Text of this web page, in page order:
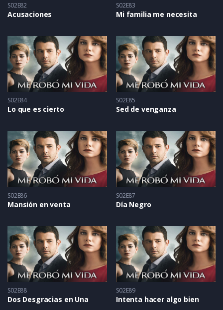
S02E82
Acusaciones
S02E83
Mi familia me necesita
S02E84
Lo que es cierto
S02E85
Sed de venganza
S02E86
Mansión en venta
S02E87
Día Negro
S02E88
Dos Desgracias en Una
S02E89
Intenta hacer algo bien